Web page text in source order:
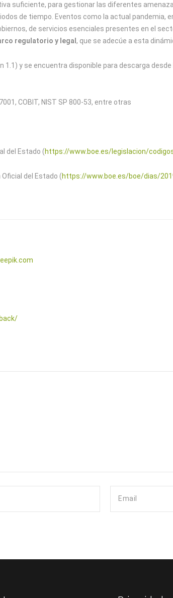
suficiente, para gestionar las diferentes
de tiempo. Eventos como la actual pandemia,
de servicios esenciales presentes en el
regulatorio y legal , que se adecúe a esta
y se encuentra disponible para descarga desde
COBIT, NIST SP 800-53, entre otras
del Estado (https://www.boe.es/legislacion/
del Estado (https://www.boe.es/boe/dias/